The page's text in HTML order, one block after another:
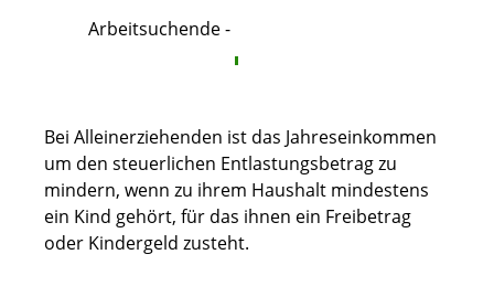
Arbeitsuchende -
Bei Alleinerziehenden ist das Jahreseinkommen
um den steuerlichen Entlastungsbetrag zu
mindern, wenn zu ihrem Haushalt mindestens
ein Kind gehört, für das ihnen ein Freibetrag
oder Kindergeld zusteht.